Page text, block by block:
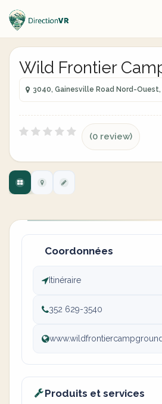
Wild Frontier
3040, Gainesville Road Nord-
(0 review)
Coordonnées
Itinéraire
352 629-3540
Produits et services